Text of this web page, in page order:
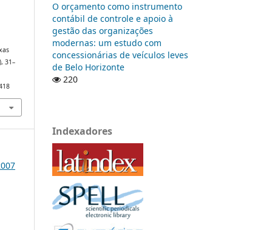
31–
O orçamento como instrumento
contábil de controle e apoio à
gestão das organizações
modernas: um estudo com
concessionárias de veículos leves
de Belo Horizonte
220
Indexadores